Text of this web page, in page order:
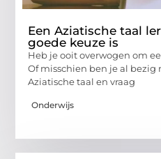
Een Aziatische taal
goede keuze is
Heb je ooit overwogen om
Of misschien ben je al bezig
Aziatische taal en vraag
Onderwijs